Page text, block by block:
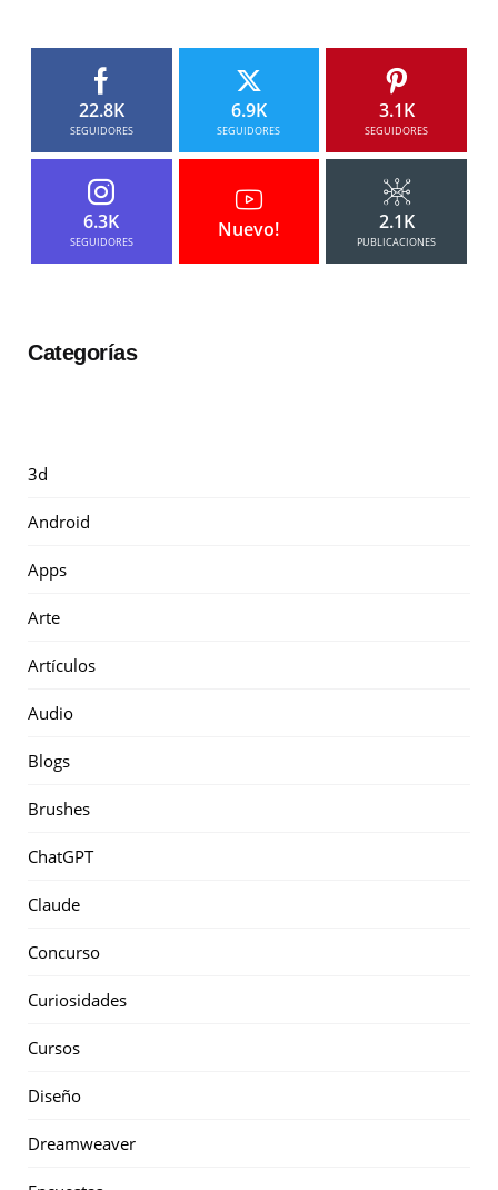
22.8K
SEGUIDORES
6.9K
SEGUIDORES
3.1K
SEGUIDORES
6.3K
SEGUIDORES
Nuevo! 2.1K
PUBLICACIONES
Categorías
3d
Android
Apps
Arte
Artículos
Audio
Blogs
Brushes
ChatGPT
Claude
Concurso
Curiosidades
Cursos
Diseño
Dreamweaver